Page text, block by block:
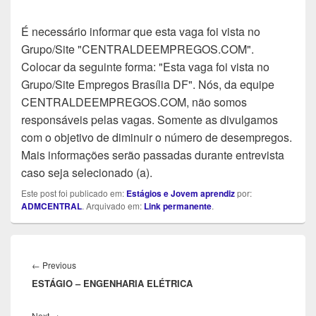
É necessário informar que esta vaga foi vista no
Grupo/Site "CENTRALDEEMPREGOS.COM".
Colocar da seguinte forma: "Esta vaga foi vista no
Grupo/Site Empregos Brasília DF". Nós, da equipe
CENTRALDEEMPREGOS.COM, não somos
responsáveis pelas vagas. Somente as divulgamos
com o objetivo de diminuir o número de desempregos.
Mais informações serão passadas durante entrevista
caso seja selecionado (a).
Este post foi publicado em: Estágios e Jovem aprendizpor:
ADMCENTRAL. Arquivado em: Link permanente.
de
Post
← PreviousPrevious
post:
ESTÁGIO – ENGENHARIA ELÉTRICA